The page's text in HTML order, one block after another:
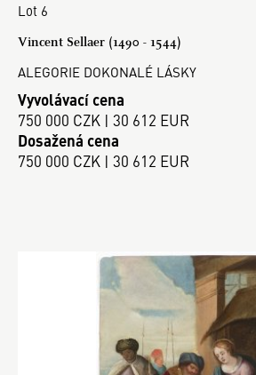
Lot 6
Vincent Sellaer (1490 - 1544)
ALEGORIE DOKONALÉ LÁSKY
Vyvolávací cena
750 000 CZK | 30 612 EUR
Dosažená cena
750 000 CZK | 30 612 EUR